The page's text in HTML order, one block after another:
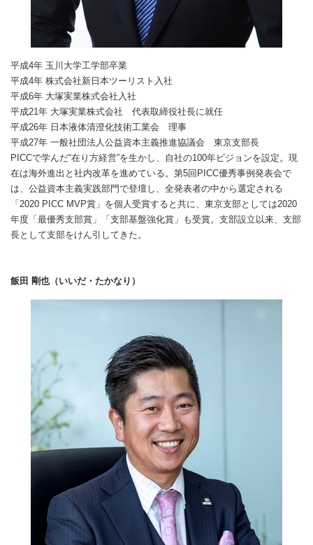
平成4年 玉川大学工学部卒業
平成4年 株式会社新日本ツーリスト入社
平成6年 大塚実業株式会社入社
平成21年 大塚実業株式会社 代表取締役社長に就任
平成26年 日本液体清澄化技術工業会 理事
平成27年 一般社団法人公益資本主義推進協議会 東京支部長
PICCで学んだ“在り方経営”を生かし、自社の100年ビジョンを設定。現
在は海外進出と社内改革を進めている。第5回PICC優秀事例発表会で
は、公益資本主義実践部門で登壇し、全発表者の中から選定される
「2020 PICC MVP賞」を個人受賞すると共に、東京支部としては2020
年度「最優秀支部賞」「支部基盤強化賞」も受賞。支部設立以来、支部
長として支部をけん引してきた。
飯田 剛也（いいだ・たかなり）